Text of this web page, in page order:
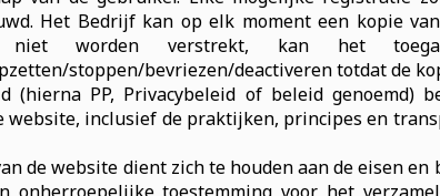
Het Bedrijf kan op elk moment een kopie
niet worden verstrekt, kan het
stoppen/bevriezen/deactiveren totdat de
(hierna PP, Privacybeleid of beleid
website, inclusief de praktijken, principes en
de website dient zich te houden aan de eisen